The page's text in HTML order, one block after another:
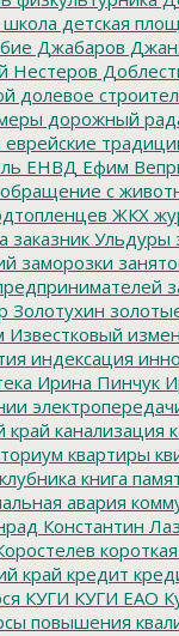
школа детская
Джабаров
Нестеров
долевое
дорожный
еврейские
ЕНВД Ефим
с
ЖКХ
заказник Ульдуры
заморозки
Золотухин
Известковый
индексация
Ирина Пинчук
край канализация
квартиры
клубника книга
авария
Константин
край кредит
КУГИ КУГИ ЕАО
повышения